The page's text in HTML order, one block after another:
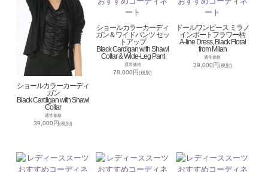
ショールカラーカーディ
ガン
Black Cardigan with Shawl
Collar
通常価格
39,000円(税別)
ショールカラーカーディ
ガン＆ワイドパンツ セッ
トアップ
Black Cardigan with Shawl
Collar & Wide-Leg Pant
通常価格
78,000円(税別)
ドールワンピース ミラノ
インポートフラワー柄
A-line Dress, Black Floral
from Milan
通常価格
39,000円(税別)